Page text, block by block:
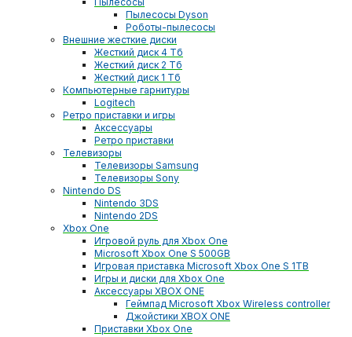
Пылесосы Dyson
Роботы-пылесосы
Внешние жесткие диски
Жесткий диск 4 Тб
Жесткий диск 2 Тб
Жесткий диск 1 Тб
Компьютерные гарнитуры
Logitech
Ретро приставки и игры
Аксессуары
Ретро приставки
Телевизоры
Телевизоры Samsung
Телевизоры Sony
Nintendo DS
Nintendo 3DS
Nintendo 2DS
Xbox One
Игровой руль для Xbox One
Microsoft Xbox One S 500GB
Игровая приставка Microsoft Xbox One S 1TB
Игры и диски для Xbox One
Аксессуары XBOX ONE
Геймпад Microsoft Xbox Wireless controller
Джойстики XBOX ONE
Приставки Xbox One